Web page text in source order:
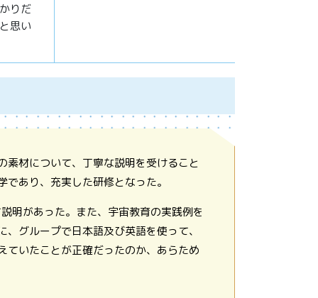
りだ
思い
材について、丁寧な説明を受けること
あり、充実した研修となった。
明があった。また、宇宙教育の実践例を
グループで日本語及び英語を使って、
ていたことが正確だったのか、あらため